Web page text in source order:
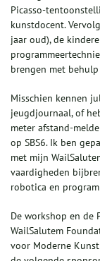
Picasso-
kunstdocent.
jaar oud), de
brengen met
Misschien kennen
jeugdjournaal, of
meter afstand-
op SBS6. Ik ben
met mijn
vaardigheden
robotica en
De workshop en de
WailSalutem
voor Moderne